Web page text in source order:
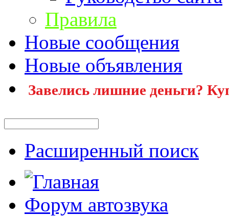
Правила
Новые сообщения
Новые объявления
Завелись лишние деньги?
Расширенный поиск
Форум автозвука